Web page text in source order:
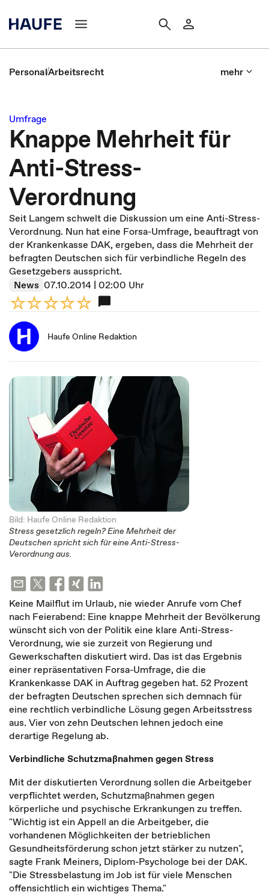
PersonalArbeitsrecht mehr
Umfrage
Knappe Mehrheit für
Anti-Stress-
Verordnung
Seit Langem schwelt die Diskussion um eine Anti-Stress-
Verordnung. Nun hat eine Forsa-Umfrage, beauftragt von
der Krankenkasse DAK, ergeben, dass die Mehrheit der
befragten Deutschen sich für verbindliche Regeln des
Gesetzgebers ausspricht.
News 07.10.2014 | 02:00 Uhr
Haufe Online Redaktion
Bild: Haufe Online Redaktion
Stress gesetzlich regeln? Eine Mehrheit der
Deutschen spricht sich für eine Anti-Stress-
Verordnung aus.
Keine Mailflut im Urlaub, nie wieder Anrufe vom Chef
nach Feierabend: Eine knappe Mehrheit der Bevölkerung
wünscht sich von der Politik eine klare Anti-Stress-
Verordnung, wie sie zurzeit von Regierung und
Gewerkschaften diskutiert wird. Das ist das Ergebnis
einer repräsentativen Forsa-Umfrage, die die
Krankenkasse DAK in Auftrag gegeben hat. 52 Prozent
der befragten Deutschen sprechen sich demnach für
eine rechtlich verbindliche Lösung gegen Arbeitsstress
aus. Vier von zehn Deutschen lehnen jedoch eine
derartige Regelung ab.
Verbindliche Schutzmaßnahmen gegen Stress
Mit der diskutierten Verordnung sollen die Arbeitgeber
verpflichtet werden, Schutzmaßnahmen gegen
körperliche und psychische Erkrankungen zu treffen.
"Wichtig ist ein Appell an die Arbeitgeber, die
vorhandenen Möglichkeiten der betrieblichen
Gesundheitsförderung schon jetzt stärker zu nutzen",
sagte Frank Meiners, Diplom-Psychologe bei der DAK.
"Die Stressbelastung im Job ist für viele Menschen
offensichtlich ein wichtiges Thema."